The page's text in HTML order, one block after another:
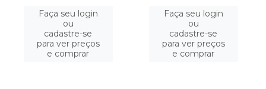
Faça seu login
ou
cadastre-se
para ver preços
e comprar
Faça seu login
ou
cadastre-se
para ver preços
e comprar